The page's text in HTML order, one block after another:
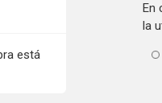
está
En
la